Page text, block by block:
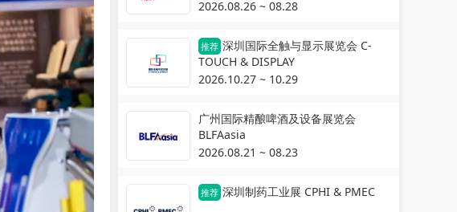
2026.08.26 ~ 08.28
推荐 深圳国际全触与显示展览会 C-
TOUCH & DISPLAY
2026.10.27 ~ 10.29
广州国际精酿啤酒及设备展览会
BLFAasia
2026.08.21 ~ 08.23
推荐 深圳制药工业展 CPHI & PMEC